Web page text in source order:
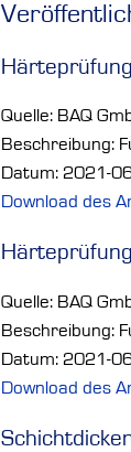
Quelle: BAQ
Beschreibung:
Datum: 2021-
Download des
Quelle: BAQ
Beschreibung:
Datum: 2021-
Download des